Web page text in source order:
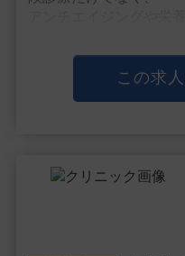
専門医をお持ちの医師
週3日や午前のみ勤務
プライベートの両立が
この求